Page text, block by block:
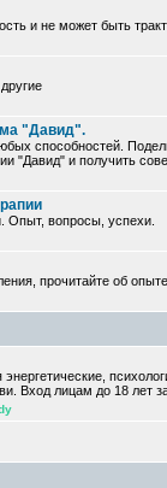
и не может быть
"Давид".
способностей.
"Давид" и получить
Опыт, вопросы, успехи.
прочитайте об
Вход лицам до 18 лет